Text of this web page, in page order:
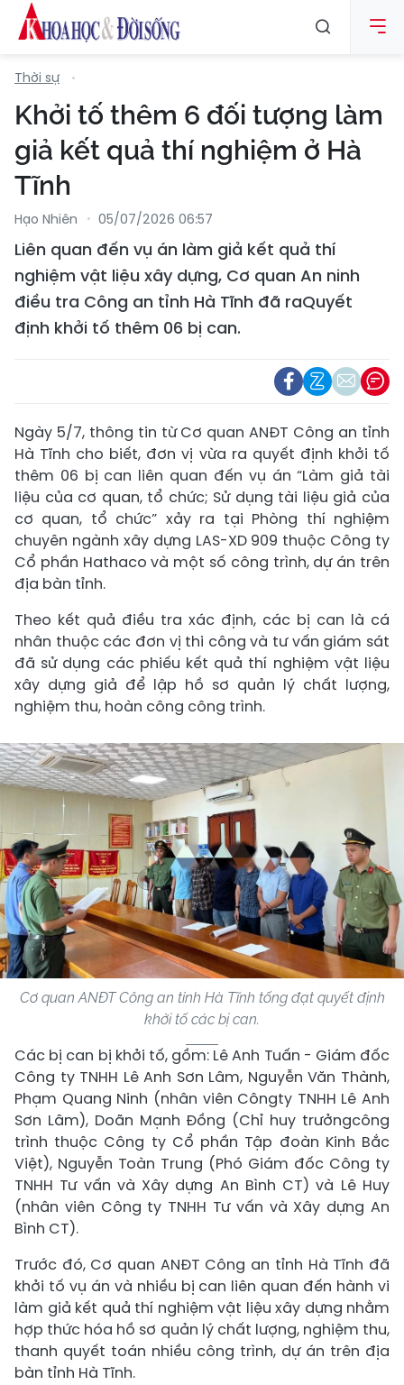
Thời sự
Khởi tố thêm 6 đối tượng làm
giả kết quả thí nghiệm ở Hà
Tĩnh
Hạo Nhiên 05/07/2026 06:57
Liên quan đến vụ án làm giả kết quả thí
nghiệm vật liệu xây dựng, Cơ quan An ninh
điều tra Công an tỉnh Hà Tĩnh đã raQuyết
định khởi tố thêm 06 bị can.
Ngày 5/7, thông tin từ Cơ quan ANĐT Công an tỉnh
Hà Tĩnh cho biết, đơn vị vừa ra quyết định khởi tố
thêm 06 bị can liên quan đến vụ án “Làm giả tài
liệu của cơ quan, tổ chức; Sử dụng tài liệu giả của
cơ quan, tổ chức” xảy ra tại Phòng thí nghiệm
chuyên ngành xây dựng LAS-XD 909 thuộc Công ty
Cổ phần Hathaco và một số công trình, dự án trên
địa bàn tỉnh.
Theo kết quả điều tra xác định, các bị can là cá
nhân thuộc các đơn vị thi công và tư vấn giám sát
đã sử dụng các phiếu kết quả thí nghiệm vật liệu
xây dựng giả để lập hồ sơ quản lý chất lượng,
nghiệm thu, hoàn công công trình.
Cơ quan ANĐT Công an tỉnh Hà Tĩnh tống đạt quyết định
khởi tố các bị can.
Các bị can bị khởi tố, gồm: Lê Anh Tuấn - Giám đốc
Công ty TNHH Lê Anh Sơn Lâm, Nguyễn Văn Thành,
Phạm Quang Ninh (nhân viên Côngty TNHH Lê Anh
Sơn Lâm), Doãn Mạnh Đồng (Chỉ huy trưởngcông
trình thuộc Công ty Cổ phần Tập đoàn Kinh Bắc
Việt), Nguyễn Toàn Trung (Phó Giám đốc Công ty
TNHH Tư vấn và Xây dựng An Bình CT) và Lê Huy
(nhân viên Công ty TNHH Tư vấn và Xây dựng An
Bình CT).
Trước đó, Cơ quan ANĐT Công an tỉnh Hà Tĩnh đã
khởi tố vụ án và nhiều bị can liên quan đến hành vi
làm giả kết quả thí nghiệm vật liệu xây dựng nhằm
hợp thức hóa hồ sơ quản lý chất lượng, nghiệm thu,
thanh quyết toán nhiều công trình, dự án trên địa
bàn tỉnh Hà Tĩnh.